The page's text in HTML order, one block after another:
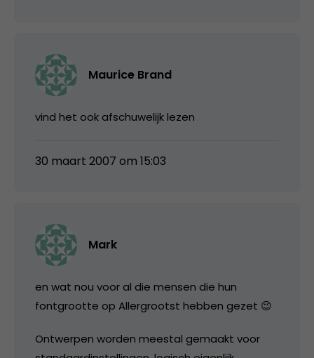
Maurice Brand
vind het ook afschuwelijk lezen
30 maart 2007 om 15:03
Mark
en wat nou voor al die mensen die hun
fontgrootte op Allergrootst hebben gezet 😉
Ontwerpen worden meestal gemaakt voor